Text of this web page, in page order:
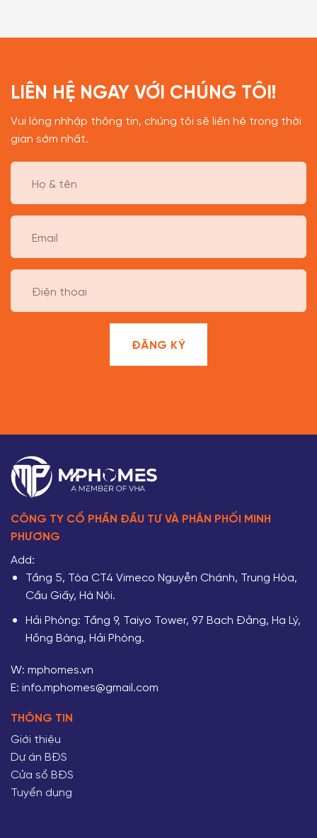
LIÊN HỆ NGAY VỚI CHÚNG TÔI!
Vui lòng nhhập thông tin, chúng tôi sẽ liên hệ trong thời
gian sớm nhất.
CÔNG TY CỔ PHẦN ĐẦU TƯ VÀ PHÂN PHỐI MINH
PHƯƠNG
Add:
Tầng 5, Tòa CT4 Vimeco Nguyễn Chánh, Trung Hòa,
Cầu Giấy, Hà Nội.
Hải Phòng: Tầng 9, Taiyo Tower, 97 Bạch Đằng, Hạ Lý,
Hồng Bàng, Hải Phòng.
W: mphomes.vn
E: info.mphomes@gmail.com
THÔNG TIN
Giới thiệu
Dự án BĐS
Cửa sổ BĐS
Tuyển dụng